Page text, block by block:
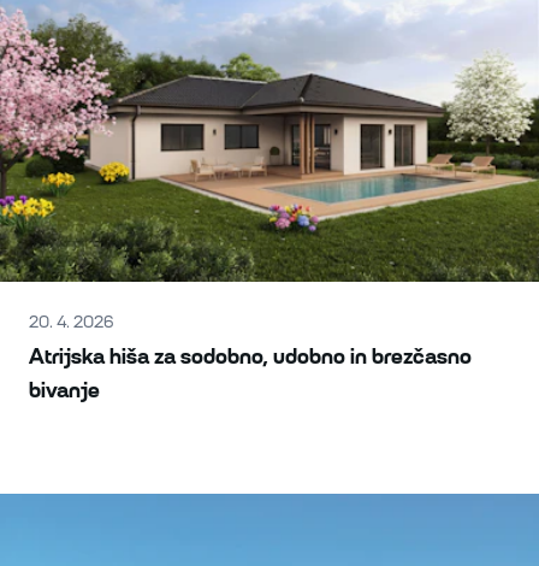
20. 4. 2026
Atrijska hiša za sodobno, udobno in brezčasno
bivanje